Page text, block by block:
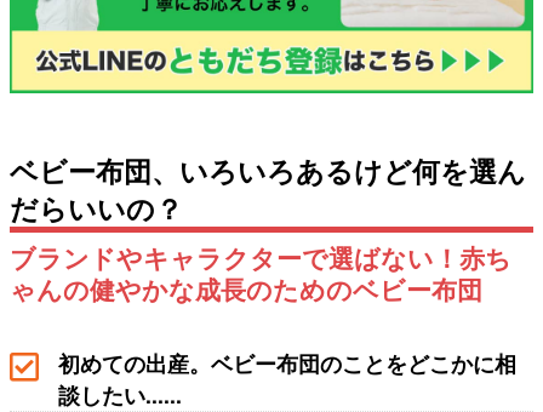
ベビー布団、いろいろあるけど何を選ん
だらいいの？
ブランドやキャラクターで選ばない！赤ち
ゃんの健やかな成長のためのベビー布団
初めての出産。ベビー布団のことをどこかに相
談したい......